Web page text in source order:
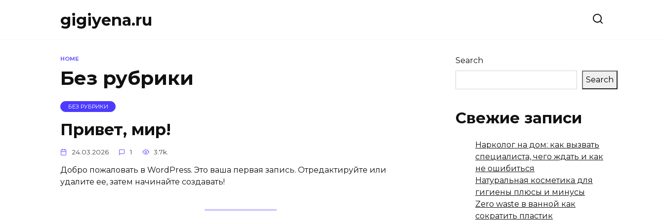
gigiyena.ru
HOME
Без рубрики
БЕЗ РУБРИКИ
Привет, мир!
24.03.2026 1 3.7k.
Добро пожаловать в WordPress. Это ваша первая запись. Отредактируйте или
удалите ее, затем начинайте создавать!
Search
Search
Свежие записи
Нарколог на дом: как вызвать
специалиста, чего ждать и как
не ошибиться
Натуральная косметика для
гигиены плюсы и минусы
Zero waste в ванной как
сократить пластик